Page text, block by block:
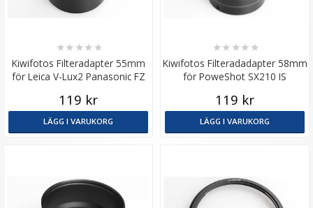
Kiwifotos Filteradapter 55mm
för Leica V-Lux2 Panasonic FZ
★★ ★★ ★
119 kr
LÄGG I VARUKORG
Kiwifotos Filteradadapter 58mm
för PoweShot SX210 IS
★★ ★★ ★
119 kr
LÄGG I VARUKORG